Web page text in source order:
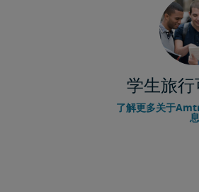
学生旅
了解更多关于
息